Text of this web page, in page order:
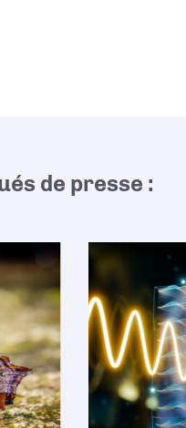
de presse :